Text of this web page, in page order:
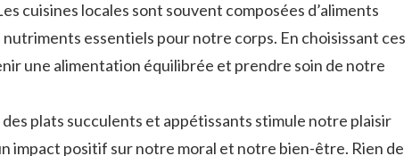
cuisines locales ‌sont souvent composées d’aliments
essentiels pour notre ⁣corps. En ​choisissant ces
une ‍alimentation ‍équilibrée et prendre soin de notre
plats succulents ⁤et appétissants stimule notre plaisir
impact‍ positif⁣ sur ⁢notre moral et ​notre bien-être. Rien ⁢de‌